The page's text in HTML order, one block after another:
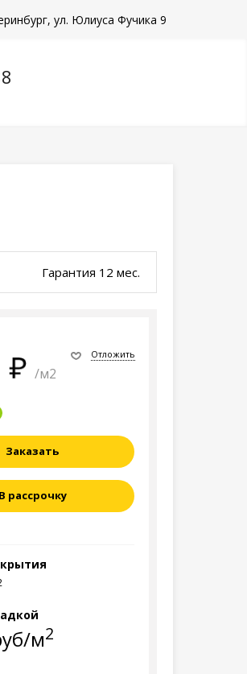
ул. Юлиуса Фучика 9
Гарантия 12 мес.
/м2
Отложить
Заказать
В рассрочку
м2